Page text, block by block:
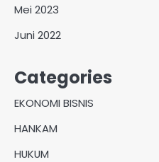
Mei 2023
Juni 2022
Categories
EKONOMI BISNIS
HANKAM
HUKUM